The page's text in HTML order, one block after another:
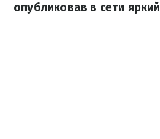
опубликовав в сети